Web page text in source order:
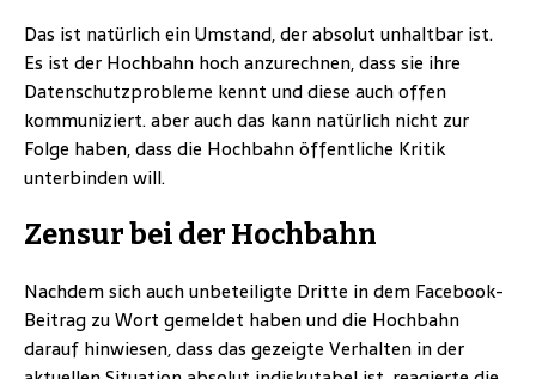
Das ist natürlich ein Umstand, der absolut unhaltbar ist.
Es ist der Hochbahn hoch anzurechnen, dass sie ihre
Datenschutzprobleme kennt und diese auch offen
kommuniziert. aber auch das kann natürlich nicht zur
Folge haben, dass die Hochbahn öffentliche Kritik
unterbinden will.
Zensur bei der Hochbahn
Nachdem sich auch unbeteiligte Dritte in dem Facebook-
Beitrag zu Wort gemeldet haben und die Hochbahn
darauf hinwiesen, dass das gezeigte Verhalten in der